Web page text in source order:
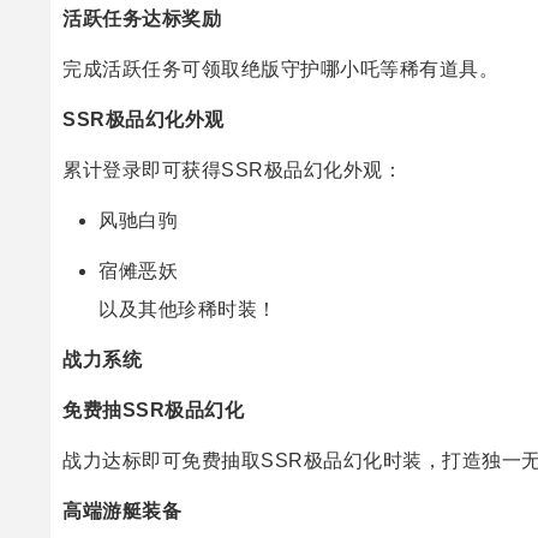
活跃任务达标奖励
完成活跃任务可领取绝版守护哪小吒等稀有道具。
SSR极品幻化外观
累计登录即可获得SSR极品幻化外观：
风驰白驹
宿傩恶妖
以及其他珍稀时装！
战力系统
免费抽SSR极品幻化
战力达标即可免费抽取SSR极品幻化时装，打造独一
高端游艇装备